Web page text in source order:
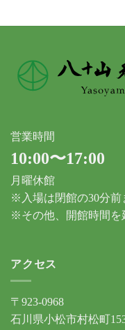
営業時間
10:00〜17:00
月曜休館
※入場は閉館の30分前
※その他、開館時間を
アクセス
〒923-0968
石川県小松市村松町